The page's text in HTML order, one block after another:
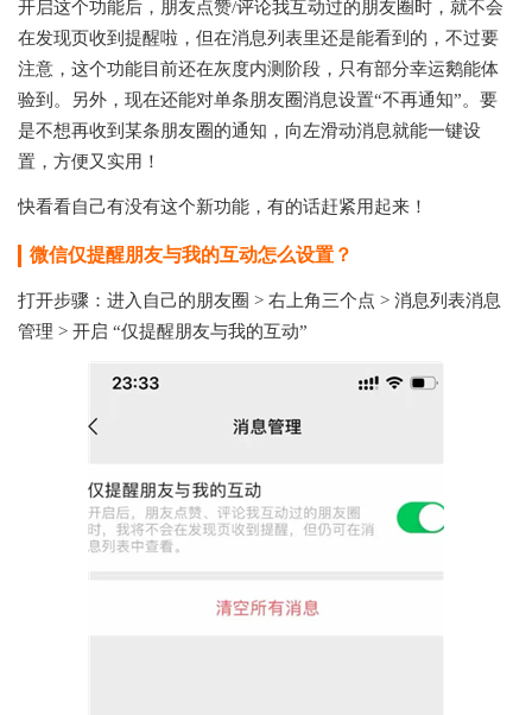
开启这个功能后，朋友点赞/评论我互动过的朋友圈时，就不会
在发现页收到提醒啦，但在消息列表里还是能看到的，不过要
注意，这个功能目前还在灰度内测阶段，只有部分幸运鹅能体
验到。另外，现在还能对单条朋友圈消息设置“不再通知”。要
是不想再收到某条朋友圈的通知，向左滑动消息就能一键设
置，方便又实用！
快看看自己有没有这个新功能，有的话赶紧用起来！
微信仅提醒朋友与我的互动怎么设置？
打开步骤：进入自己的朋友圈 > 右上角三个点 > 消息列表消息
管理 > 开启 “仅提醒朋友与我的互动”